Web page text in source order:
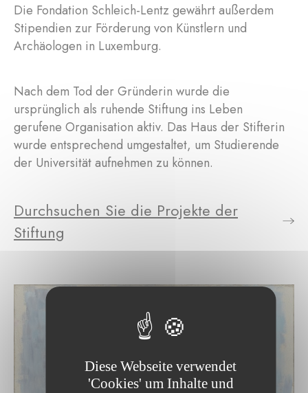
Die Fondation Schleich-Lentz gewährt außerdem
Stipendien zur Förderung von Künstlern und
Archäologen in Luxemburg.
Nach dem Tod der Gründerin wurde die
ursprünglich als ruhende Stiftung ins Leben
gerufene Organisation aktiv. Das Haus der Stifterin
wurde entsprechend umgestaltet, um Studierende
der Universität aufnehmen zu können.
Durchsuchen Sie die Projekte der
Stiftung
Diese Webseite verwendet
'Cookies' um Inhalte und